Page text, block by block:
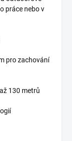
práce nebo v
pro zachování
130 metrů